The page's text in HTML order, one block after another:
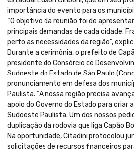
importância do evento para os
“O objetivo da reunião foi de
principais demandas de cada cidade.
perto as necessidades da região”,
Durante a cerimônia, o prefeito de
presidente do Consórcio de
Sudoeste do Estado de São Paulo
pronunciamento em defesa dos
Paulista. “A nossa região precisa
apoio do Governo do Estado para criar
Sudoeste Paulista. Um dos nossos
duplicação da rodovia que liga Capão
Na oportunidade, Citadini protocolou
solicitações de recursos financeiros